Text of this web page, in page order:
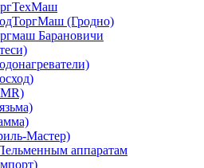
(Гродно)
Барановичи
Мастер)
аппаратам